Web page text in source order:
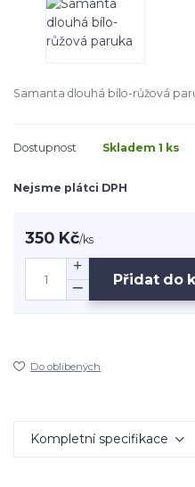
Samanta dlouhá bílo-růžová
Dostupnost Skladem 1 ks
Nejsme plátci DPH
350 Kč/ks
Přidat do
Do oblíbených
Kompletní specifikace